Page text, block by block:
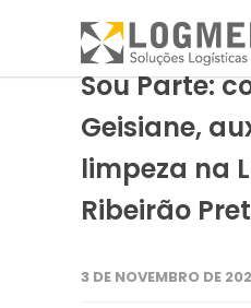
Sou Parte:
Geisiane,
limpeza na
Ribeirão
3 DE NOVEMBRO DE